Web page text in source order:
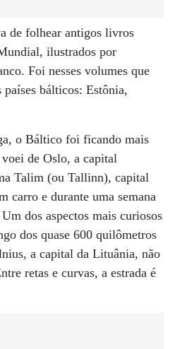
de folhear antigos livros
ilustrados por
Foi nesses volumes que
países bálticos: Estônia,
o Báltico foi ficando mais
de Oslo, a capital
Talim (ou Tallinn), capital
carro e durante uma semana
dos aspectos mais curiosos
dos quase 600 quilômetros
a capital da Lituânia, não
retas e curvas, a estrada é